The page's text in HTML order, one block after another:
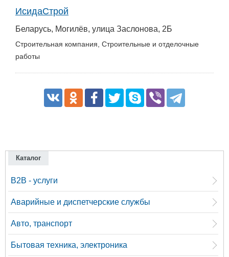
ИсидаСтрой
Беларусь, Могилёв, улица Заслонова, 2Б
Строительная компания, Строительные и отделочные
работы
Каталог
B2B - услуги
Аварийные и диспетчерские службы
Авто, транспорт
Бытовая техника, электроника